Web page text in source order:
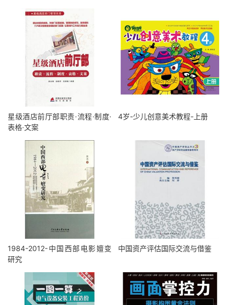
星级酒店前厅部职责·流程·制度·
表格·文案
4岁-少儿创意美术教程-上册
1984-2012-中国西部电影嬗变
研究
中国资产评估国际交流与借鉴